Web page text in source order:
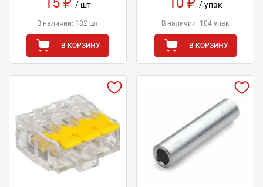
/ шт
В наличии: 182 шт
В КОРЗИНУ
/ упак
В наличии: 104 упак
В КОРЗИНУ